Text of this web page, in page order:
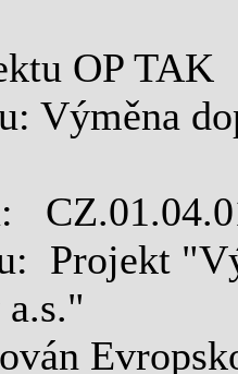
OP TAK
Výměna
Projekt